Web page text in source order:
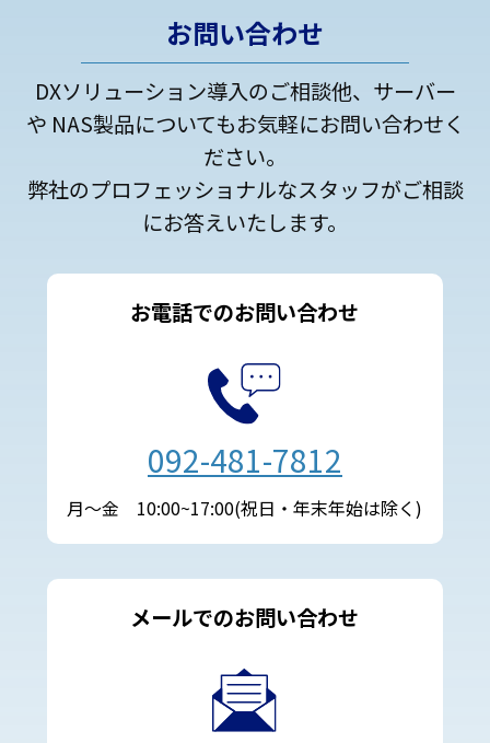
お問い合わせ
DXソリューション導入のご相談他、サーバー
や NAS製品についてもお気軽にお問い合わせく
ださい。
弊社のプロフェッショナルなスタッフがご相談
にお答えいたします。
お電話でのお問い合わせ
092-481-7812
月～金 10:00~17:00(祝日・年末年始は除く)
メールでのお問い合わせ